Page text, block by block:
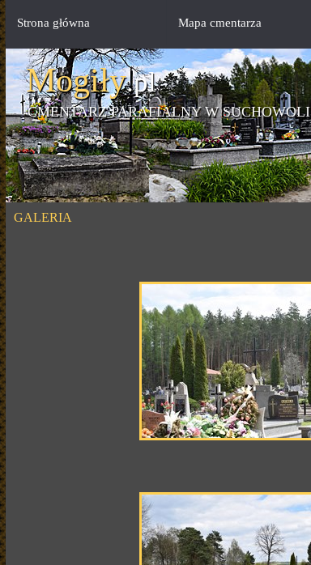
Mogiły.pl
CMENTARZ PARAFIALNY W SUCHOWOLI
Strona główna Mapa cmentarza
GALERIA